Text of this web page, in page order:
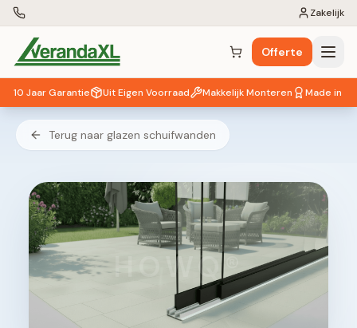
Zakelijk
Winkelwagen ( 0 items)
Offerte
10 Jaar Garantie Uit Eigen Voorraad Makkelijk Monteren Made in EU
Terug naar glazen schuifwanden
HOWQ®